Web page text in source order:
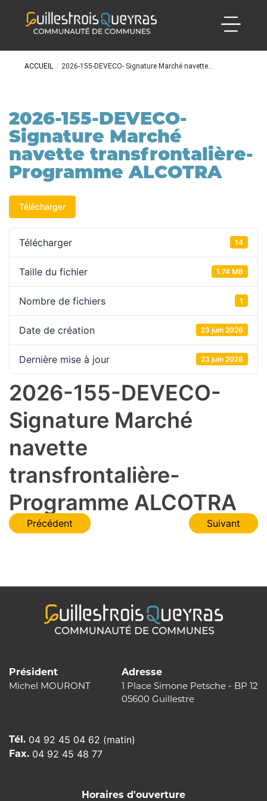
ACCUEIL / 2026-155-DEVECO- Signature Marché navette...
2026-155-DEVECO-
Signature Marché
navette transfrontalière-
Programme ALCOTRA
Télécharger
Télécharger 14
Taille du fichier 1.74 MB
Nombre de fichiers 1
Date de création 23 juin 2026
Dernière mise à jour 23 juin 2026
2026-155-DEVECO-
Signature Marché
navette
transfrontalière-
Programme ALCOTRA
Navigation
Précédent Suivant
Président
Michel MOURONT
Adresse
1 Place Simone Petsche - BP 12
05600 Guillestre
Tél. 04 92 45 04 62 (matin)
Fax. 04 92 45 48 77
Horaires d'ouverture